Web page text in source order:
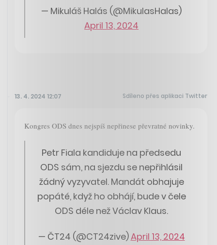
— Mikuláš Halás (@MikulasHalas)
April 13, 2024
13. 4. 2024 12:07 Sdíleno přes aplikaci Twitter
Kongres ODS dnes nejspíš nepřinese převratné novinky.
Petr Fiala kandiduje na předsedu
ODS sám, na sjezdu se nepřihlásil
žádný vyzyvatel. Mandát obhajuje
popáté, když ho obhájí, bude v čele
ODS déle než Václav Klaus.
— ČT24 (@CT24zive)April 13, 2024